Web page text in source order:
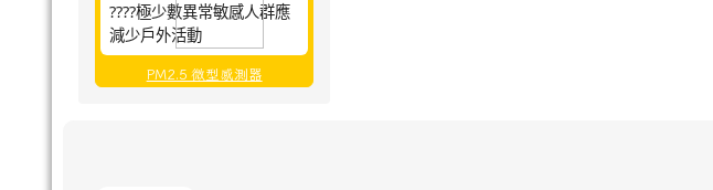
????極少數異常敏感人群應
減少戶外活動
PM2.5 微型感測器